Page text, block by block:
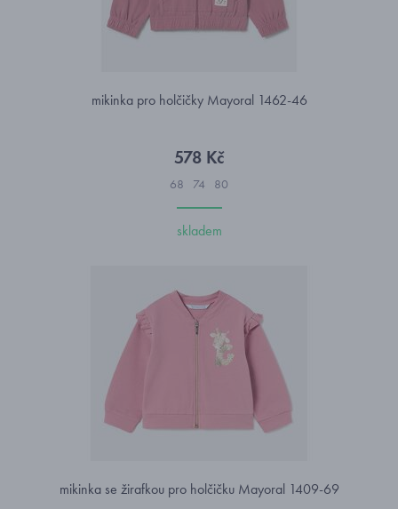
mikinka pro holčičky Mayoral 1462-46
578 Kč
68 74 80
skladem
mikinka se žirafkou pro holčičku Mayoral 1409-69